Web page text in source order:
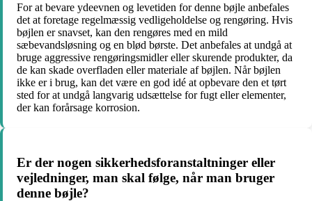
For at bevare ydeevnen og levetiden for denne bøjle anbefales
det at foretage regelmæssig vedligeholdelse og rengøring. Hvis
bøjlen er snavset, kan den rengøres med en mild
sæbevandsløsning og en blød børste. Det anbefales at undgå at
bruge aggressive rengøringsmidler eller skurende produkter, da
de kan skade overfladen eller materiale af bøjlen. Når bøjlen
ikke er i brug, kan det være en god idé at opbevare den et tørt
sted for at undgå langvarig udsættelse for fugt eller elementer,
der kan forårsage korrosion.
Er der nogen sikkerhedsforanstaltninger eller
vejledninger, man skal følge, når man bruger
denne bøjle?